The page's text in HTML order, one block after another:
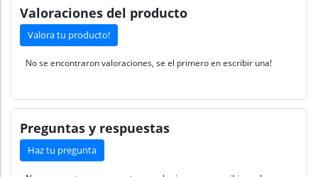
Valoraciones del producto
Valora tu producto!
No se encontraron valoraciones, se el primero en escribir una!
Preguntas y respuestas
Haz tu pregunta